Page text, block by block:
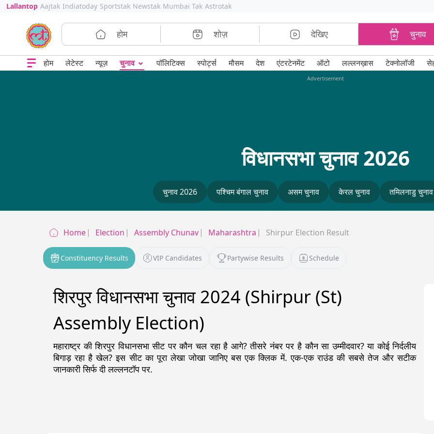
Lallantop Aajtak Indiatoday Sportstak Newstak Mumbai Tak Astrotak
होम शोज़ देखिए चुनाव
होम लेटेस्ट न्यूज़ चुनाव ⌄ पॉलिटिक्स स्पोर्ट्स मौसम देश एंटरटेनमेंट ऑटो लल्लनख़ास टेक्नोलॉजी
Advertisement
विधानसभा चुनाव 2026
चुनाव 2026 पश्चिम बंगाल चुनाव असम चुनाव केरल चुनाव तमिलनाडु चुनाव
Home Election Assembly Chunav Maharashtra Shirpur Election Result
Constituency Results VIP Candidates Partywise Results Schedule
शिरपुर विधानसभा चुनाव 2024 (Shirpur (St)
Assembly Election)
महाराष्ट्र की शिरपुर विधानसभा सीट पर कौन चल रहा है आगे? तीसरे नंबर पर है कौन सा उम्मीदवार? या कोई निर्दलीय
बिगाड़ रहा है खेल? इस सीट का पूरा लेखा जोखा जानिए बस एक क्लिक में. एक-एक राउंड की सबसे तेज और सटीक
जानकारी सिर्फ दी लल्लनटॉप पर.